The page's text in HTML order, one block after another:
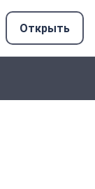
Открыть